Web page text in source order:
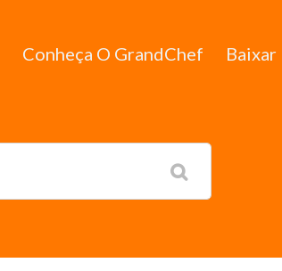
Conheça O GrandChef Baixar